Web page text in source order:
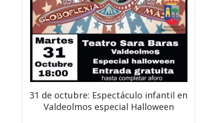
31 de octubre: Espectáculo infantil en
Valdeolmos especial Halloween